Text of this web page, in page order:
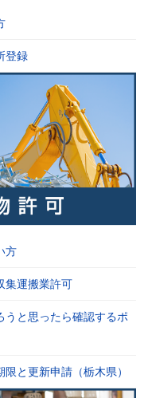
登録
方
集運搬業許可
うと思ったら確認するポ
と更新申請（栃木県）